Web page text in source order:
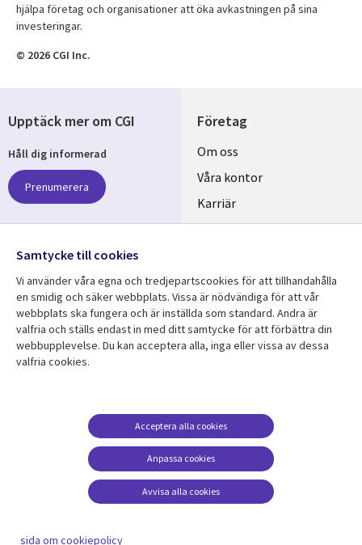
hjälpa företag och organisationer att öka avkastningen på sina
investeringar.
© 2026 CGI Inc.
Företag
Useful
links
SWEDEN
Om oss
Våra kontor
Karriär
Hållbarhet
Resurscenter
SWEDEN
SWEDEN
dataskydd
Accessibility
Terms of Use
Hantering av cookies
Upptäck mer om CGI
Håll dig informerad
Prenumerera
Följ oss
Social
Media
SWEDEN
Samtycke till cookies
Vi använder våra egna och tredjepartscookies för att tillhandahålla
en smidig och säker webbplats. Vissa är nödvändiga för att vår
webbplats ska fungera och är inställda som standard. Andra är
valfria och ställs endast in med ditt samtycke för att förbättra din
webbupplevelse. Du kan acceptera alla, inga eller vissa av dessa
valfria cookies.
Anpassa cookies
Acceptera alla cookies
Avvisa alla cookies
sida om cookiepolicy